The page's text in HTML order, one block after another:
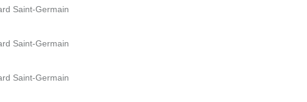
Saint-Germain
Saint-Germain
Saint-Germain